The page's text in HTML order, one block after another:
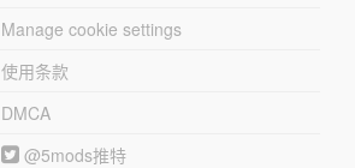
Manage cookie settings
使用条款
DMCA
@5mods推特